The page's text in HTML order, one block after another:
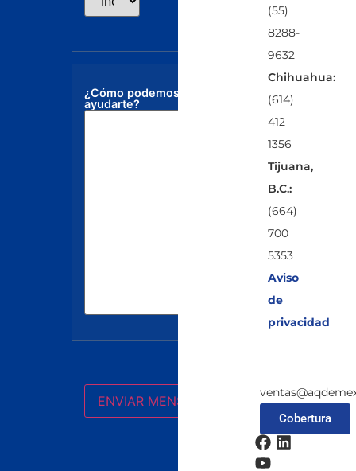
¿Cómo podemos
ayudarte?
(55)
8288-
9632
Chihuahua:
(614)
412
1356
Tijuana,
B.C.:
(664)
700
5353
Aviso
de
privacidad
Cobertura